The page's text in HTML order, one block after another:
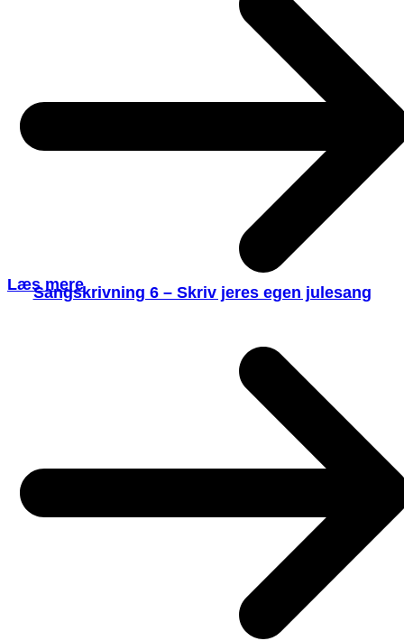
Læs mere
Sangskrivning 6 – Skriv jeres egen julesang